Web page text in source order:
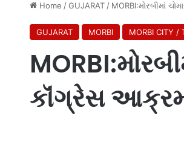
Home / GUJARAT / MORBI:મોરબીમાં
GUJARAT MORBI MORBI CITY /
કૉંગ્રેસ